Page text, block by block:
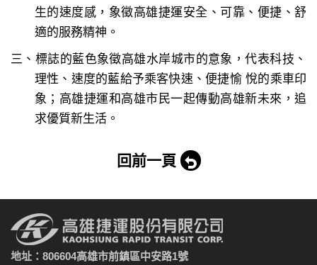
生的速度感，象徵高雄捷運安全、可靠、便捷、舒
適的服務精神。
三、標誌的藍色象徵高雄水岸城市的意象，代表科技、
理性、速度的藍給予乘客快速、便捷愉 悅的乘車印
象；高雄捷運和高雄市民一起傳動高雄新未來，追
求優質新生活。
回前一頁
地址：806604高雄市前鎮區中安路1號